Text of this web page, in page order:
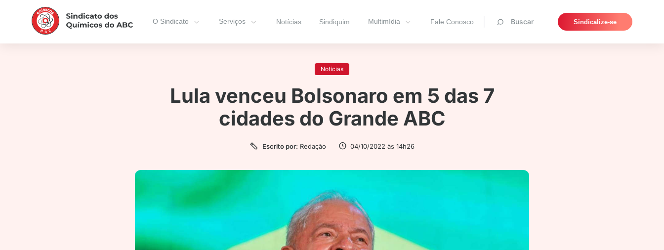
O Sindicato Serviços Notícias Sindiquim Multimídia Fale Conosco Buscar Sindicalize-se
Pesquisar
Notícias
Lula venceu Bolsonaro em 5 das 7
cidades do Grande ABC
Escrito por: Redação 04/10/2022 às 14h26